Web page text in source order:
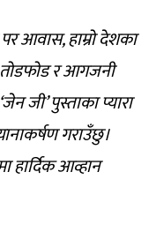
आवास, हाम्रो देशका
तोडफोड र आगजनी
जी’ पुस्ताका प्यारा
गराउँछु।
आव्हान